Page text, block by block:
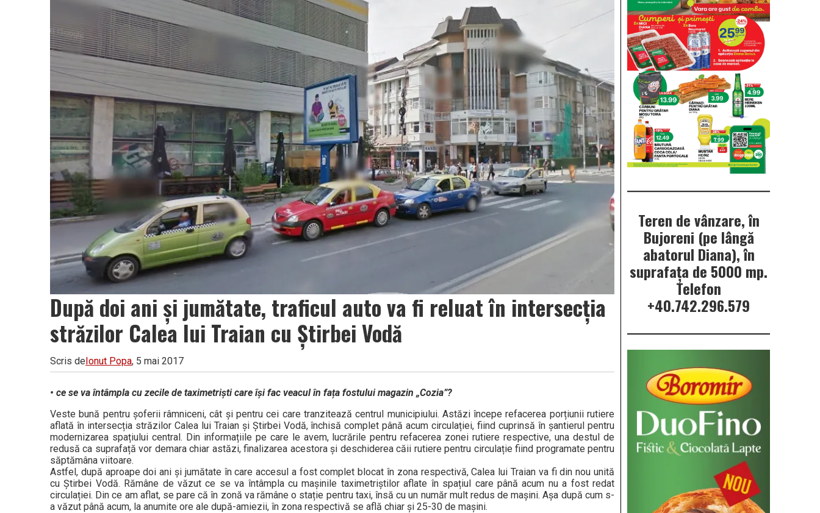
După doi ani și jumătate, traficul auto va fi reluat în intersecția
străzilor Calea lui Traian cu Știrbei Vodă
Scris deIonut Popa, 5 mai 2017
• ce se va întâmpla cu zecile de taximetriști care își fac veacul în fața fostului magazin „Cozia”?
Veste bună pentru șoferii râmniceni, cât și pentru cei care tranzitează centrul municipiului. Astăzi începe refacerea porțiunii rutiere
aflată în intersecția străzilor Calea lui Traian și Știrbei Vodă, închisă complet până acum circulației, fiind cuprinsă în șantierul pentru
modernizarea spațiului central. Din informațiile pe care le avem, lucrările pentru refacerea zonei rutiere respective, una destul de
redusă ca suprafață vor demara chiar astăzi, finalizarea acestora și deschiderea căii rutiere pentru circulație fiind programate pentru
săptămâna viitoare.
Astfel, după aproape doi ani și jumătate în care accesul a fost complet blocat în zona respectivă, Calea lui Traian va fi din nou unită
cu Știrbei Vodă. Rămâne de văzut ce se va întâmpla cu mașinile taximetriștilor aflate în spațiul care până acum nu a fost redat
circulației. Din ce am aflat, se pare că în zonă va rămâne o stație pentru taxi, însă cu un număr mult redus de mașini. Așa după cum s-
a văzut până acum, la anumite ore ale după-amiezii, în zona respectivă se află chiar și 25-30 de mașini.
Teren de vânzare, în
Bujoreni (pe lângă
abatorul Diana), în
suprafața de 5000 mp.
Telefon
+40.742.296.579